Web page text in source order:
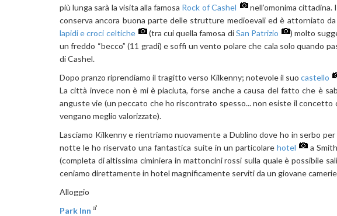
più lunga sarà la visita alla famosa Rock of Cashel
nell’omonima cittadina.
conserva ancora buona parte delle strutture medioevali ed è attorniato
lapidi e croci celtiche
(tra cui quella famosa diSan Patrizio
) molto
un freddo “becco” (11 gradi) e soffi un vento polare che cala solo quando
di Cashel.
Dopo pranzo riprendiamo il tragitto verso Kilkenny; notevole il suocastello
La città invece non è mi è piaciuta, forse anche a causa del fatto che è
anguste vie (un peccato che ho riscontrato spesso... non esiste il concetto
vengano meglio valorizzate).
Lasciamo Kilkenny e rientriamo nuovamente a Dublino dove ho in serbo
notte le ho riservato una fantastica suite in un particolare hotel
a
(completa di altissima ciminiera in mattoncini rossi sulla quale è possibile
ceniamo direttamente in hotel magnificamente serviti da un giovane
Alloggio
Park Inn